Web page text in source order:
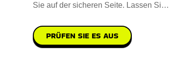
Sie auf der sicheren Seite. Lassen Sie
PRÜFEN SIE ES AUS